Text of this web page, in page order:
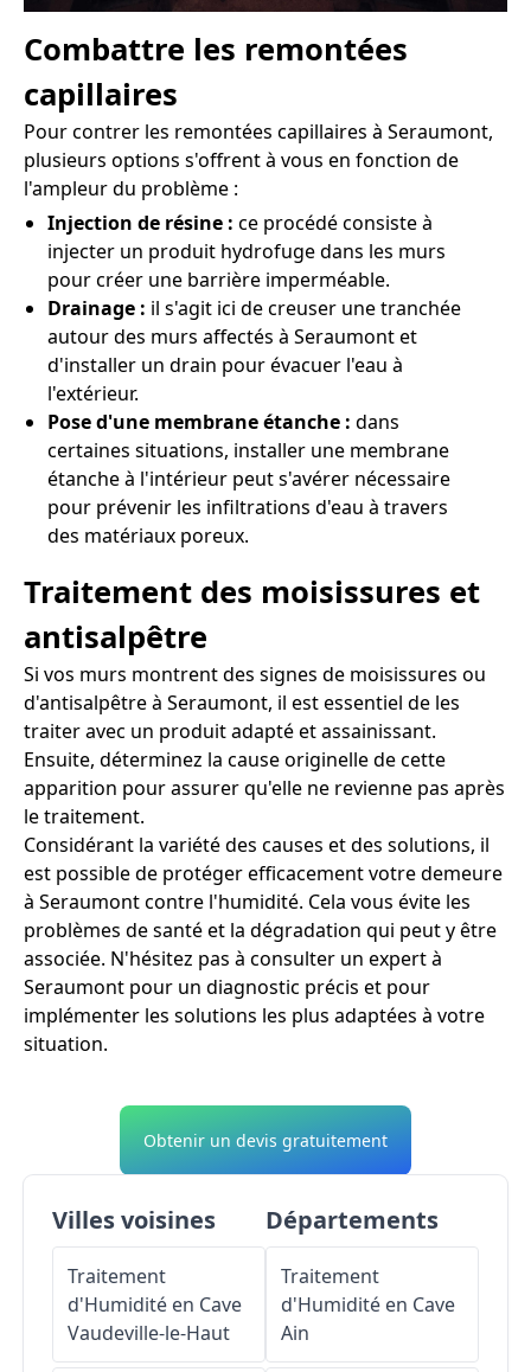
Combattre les remontées
capillaires
Pour contrer les remontées capillaires à Seraumont,
plusieurs options s'offrent à vous en fonction de
l'ampleur du problème :
Injection de résine : ce procédé consiste à
injecter un produit hydrofuge dans les murs
pour créer une barrière imperméable.
Drainage : il s'agit ici de creuser une tranchée
autour des murs affectés à Seraumont et
d'installer un drain pour évacuer l'eau à
l'extérieur.
Pose d'une membrane étanche : dans
certaines situations, installer une membrane
étanche à l'intérieur peut s'avérer nécessaire
pour prévenir les infiltrations d'eau à travers
des matériaux poreux.
Traitement des moisissures et
antisalpêtre
Si vos murs montrent des signes de moisissures ou
d'antisalpêtre à Seraumont, il est essentiel de les
traiter avec un produit adapté et assainissant.
Ensuite, déterminez la cause originelle de cette
apparition pour assurer qu'elle ne revienne pas après
le traitement.
Considérant la variété des causes et des solutions, il
est possible de protéger efficacement votre demeure
à Seraumont contre l'humidité. Cela vous évite les
problèmes de santé et la dégradation qui peut y être
associée. N'hésitez pas à consulter un expert à
Seraumont pour un diagnostic précis et pour
implémenter les solutions les plus adaptées à votre
situation.
Obtenir un devis gratuitement
Villes voisines
Traitement
d'Humidité en Cave
Vaudeville-le-Haut
Départements
Traitement
d'Humidité en Cave
Ain